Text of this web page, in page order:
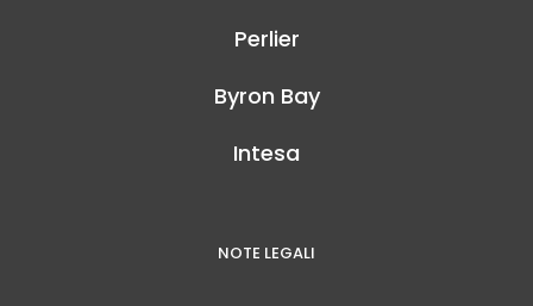
Perlier
Byron Bay
Intesa
NOTE LEGALI